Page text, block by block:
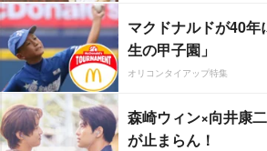
マクドナルドが40
生の甲子園」
オリコンタイアップ特集
森崎ウィン×向井康
が止まらん！